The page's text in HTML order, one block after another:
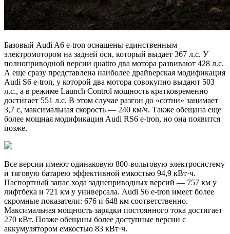
Базовый Audi A6 e-tron оснащены единственным
электромотором на задней оси, который выдает 367 л.с. У
полноприводной версии quattro два мотора развивают 428 л.с.
А еще сразу представлена наиболее драйверская модификация
Audi S6 e-tron, у которой два мотора совокупно выдают 503
л.с., а в режиме Launch Control мощность кратковременно
достигает 551 л.с. В этом случае разгон до «сотни» занимает
3,7 с, максимальная скорость — 240 км/ч. Также обещана еще
более мощная модификация Audi RS6 e-tron, но она появится
позже.
Все версии имеют одинаковую 800-вольтовую электросистему
и тяговую батарею эффективной емкостью 94,9 кВт·ч.
Паспортный запас хода заднеприводных версий — 757 км у
лифтбека и 721 км у универсала. Audi S6 e-tron имеет более
скромные показатели: 676 и 648 км соответственно.
Максимальная мощность зарядки постоянного тока достигает
270 кВт. Позже обещаны более доступные версии с
аккумулятором емкостью 83 кВт·ч.